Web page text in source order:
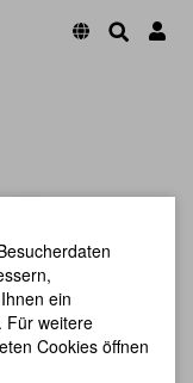
ein
Für weitere
Cookies öffnen